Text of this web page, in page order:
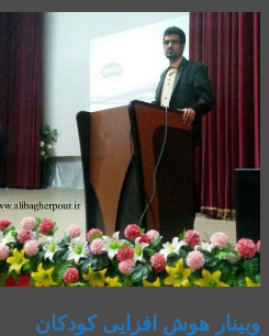
وبینار هوش افزایی کودکان